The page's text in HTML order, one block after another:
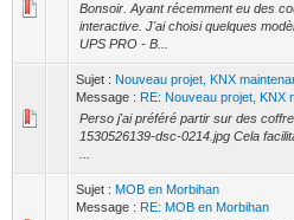
Bonsoir. Ayant récemment eu des
interactive. J'ai choisi quelques
UPS PRO - B...
Sujet : Nouveau projet, KNX
Message : RE: Nouveau projet, KNX
Perso j'ai préféré partir sur des
1530526139-dsc-0214.jpg Cela
Sujet : MOB en Morbihan
Message : RE: MOB en Morbihan